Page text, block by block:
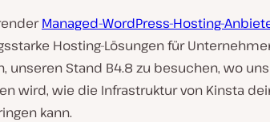
Managed-WordPress-Hosting-
Hosting-Lösungen für
unseren Stand B4.8 zu besuchen, wo
wird, wie die Infrastruktur von Kinsta
kann.